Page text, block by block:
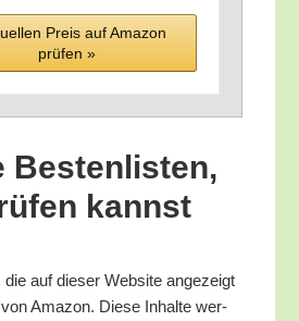
Preis auf Ama­zon
prü­fen »
Bes­ten­lis­ten,
kannst
auf die­ser Web­site ange­zeigt
Ama­zon. Die­se Inhal­te wer­